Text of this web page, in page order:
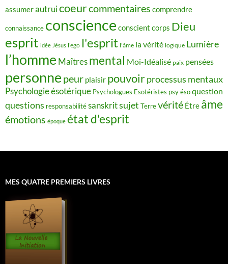
assumerautruicoeurcommentaires comprendre
connaissance conscience conscient corps Dieu
esprit idée Jésus l'ego l'esprit l'âme la vérité logique Lumière
l’homme Maîtres mental Moi-Idéalisé paix pensées
personne peur plaisir pouvoirprocessus mentaux
Psychologie ésotérique Psychologues Esotéristes psy ésoquestion
questions responsabilitésanskritsujet Terrevérité Être âme
émotions époque état d'esprit
MES QUATRE PREMIERS LIVRES